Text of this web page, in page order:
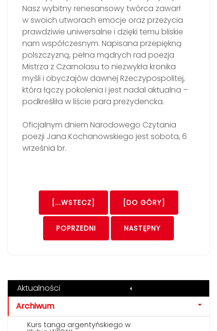
Nasz wybitny renesansowy twórca zawarł
w swoich utworach emocje oraz przeżycia
prawdziwie uniwersalne i dzięki temu bliskie
nam współczesnym. Napisana przepiękną
polszczyzną, pełna mądrych rad poezja
Mistrza z Czarnolasu to niezwykła kronika
myśli i obyczajów dawnej Rzeczypospolitej,
która łączy pokolenia i jest nadal aktualna –
podkreśliła w liście para prezydencka.
Oficjalnym dniem Narodowego Czytania
poezji Jana Kochanowskiego jest sobota, 6
września br.
[...WSTECZ] [DO GÓRY]
POPRZEDNI NASTĘPNY
Aktualności
Archiwum
Kurs tanga argentyńskiego w